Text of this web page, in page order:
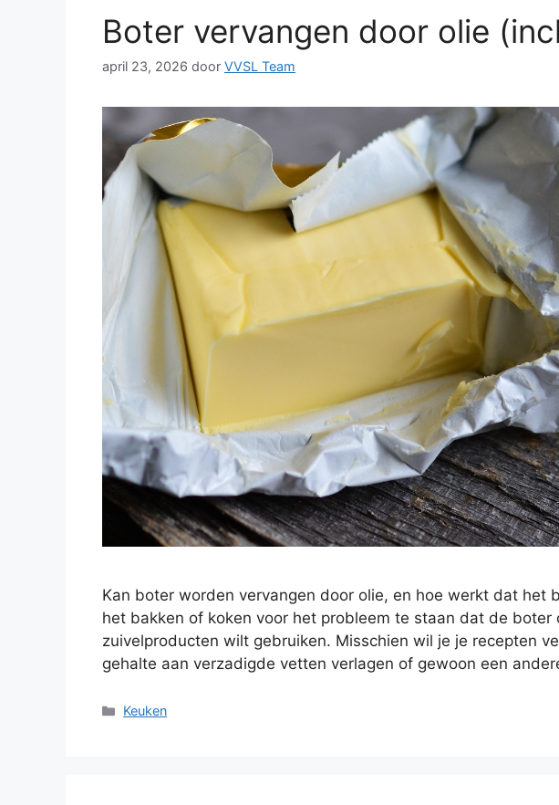
Boter vervangen door olie
april 23, 2026 door VVSL Team
Kan boter worden vervangen door olie, en hoe werkt dat het
het bakken of koken voor het probleem te staan dat de
zuivelproducten wilt gebruiken. Misschien wil je je recepten
gehalte aan verzadigde vetten verlagen of gewoon een
Categorieën
Keuken